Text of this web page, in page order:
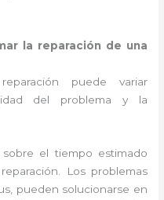
la reparación de una
puede variar
del problema y la
el tiempo estimado
Los problemas
pueden solucionarse en